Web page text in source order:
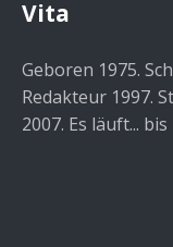
Vita
Geboren 1975.
Redakteur 1997.
2007. Es läuft...